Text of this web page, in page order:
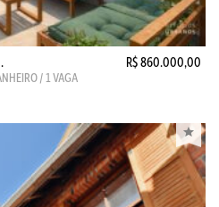
R$ 860.000,00
/ 1 VAGA